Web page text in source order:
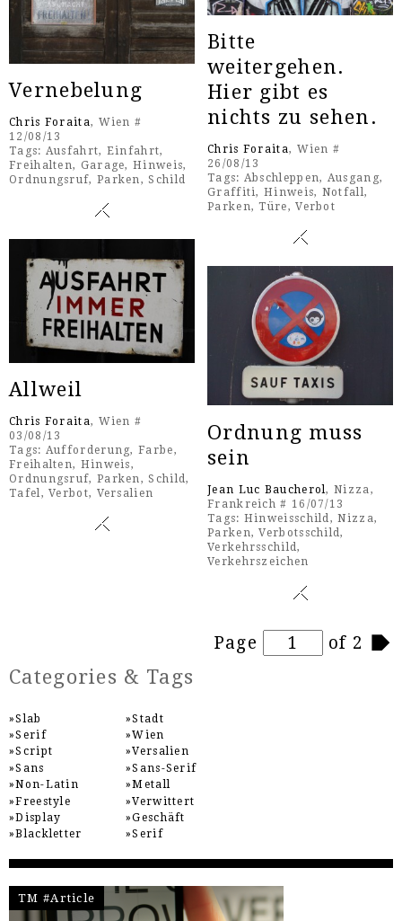
Bitte
weitergehen.
Hier gibt es
nichts zu sehen.
Chris Foraita, Wien #
26/08/13
Tags: Abschleppen, Ausgang,
Graffiti,Hinweis, Notfall,
Parken,Türe,Verbot
Vernebelung
Chris Foraita, Wien #
12/08/13
Tags: Ausfahrt, Einfahrt,
Freihalten, Garage,Hinweis,
Ordnungsruf, Parken,Schild
All­weil
Chris Foraita, Wien #
03/08/13
Tags: Aufforderung,Farbe,
Freihalten, Hinweis,
Ordnungsruf, Parken,Schild,
Tafel,Verbot, Versalien
Ordnung muss
sein
Jean Luc Baucherol, Nizza,
Frankreich # 16/07/13
Tags: Hinweisschild,Nizza,
Parken,Verbotsschild,
Verkehrsschild,
Verkehrszeichen
Page of 2
Categories & Tags
Slab
Serif
Script
Sans
Non-Latin
Freestyle
Display
Blackletter
Stadt
Wien
Versalien
Sans-Serif
Metall
Verwittert
Geschäft
Serif
TM #Article